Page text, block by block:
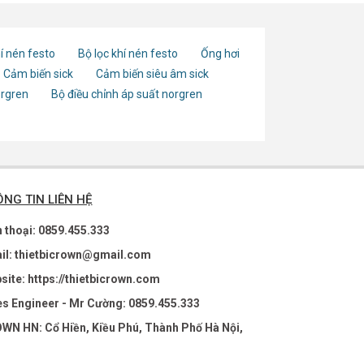
nén festo Bộ lọc khí nén festo
Ống hơi
Cảm biến sick
Cảm biến siêu âm sick
Bộ điều chỉnh áp suất norgren
TIN LIÊN HỆ
thoại: 0859.455.333
thietbicrown@gmail.com
https://thietbicrown.com
Engineer - Mr Cường: 0859.455.333
HN: Cổ Hiền, Kiều Phú, Thành Phố Hà Nội,